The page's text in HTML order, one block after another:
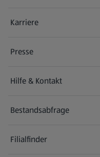
Karriere
(öffnet in einem neuen Tab)
Presse
Hilfe & Kontakt
(öffnet in einem neuen Tab)
Bestandsabfrage
(öffnet in einem neuen Tab)
Filialfinder